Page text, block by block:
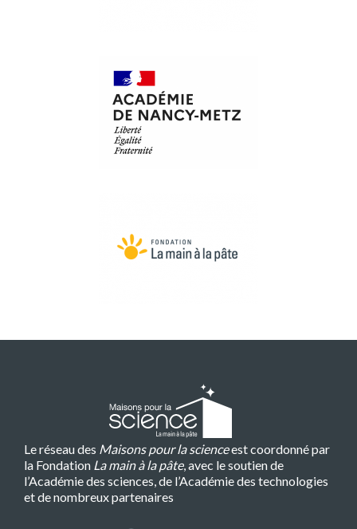
Le réseau des Maisons pour la scienceest coordonné par
la Fondation La main à la pâte, avec le soutien de
l’Académie des sciences, de l’Académie des technologies
et de nombreux partenaires